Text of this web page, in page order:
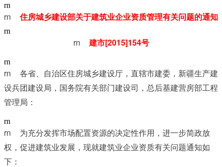
rn
住房城乡建设部关于建筑业企业资质管理有关问题的通知
rn
建市[2015]154号
rn
各省、自治区住房城乡建设厅，直辖市建委，新疆生产建
设兵团建设局，国务院有关部门建设司，总后基建营房部工程
管理局：
rn
为充分发挥市场配置资源的决定性作用，进一步简政放
权，促进建筑业发展，现就建筑业企业资质有关问题通知如
下：